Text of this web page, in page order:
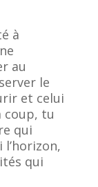
à
au
le
et celui
coup, tu
qui
qui